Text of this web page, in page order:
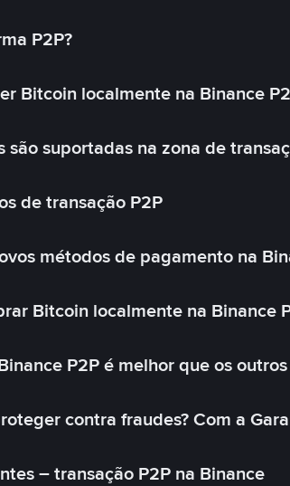
P2P?
Bitcoin localmente na Binance
suportadas na zona de
de transação P2P
métodos de pagamento na
Bitcoin localmente na Binance
P2P é melhor que os
contra fraudes? Com a
– transação P2P na Binance